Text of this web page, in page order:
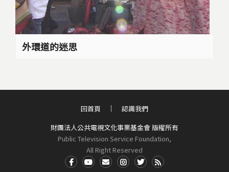
外環道的迷思
財團法人公共電視文化事業基金會 版權所有
Public Television Service Foundation,
All Right Reserved
回首頁 認識我們